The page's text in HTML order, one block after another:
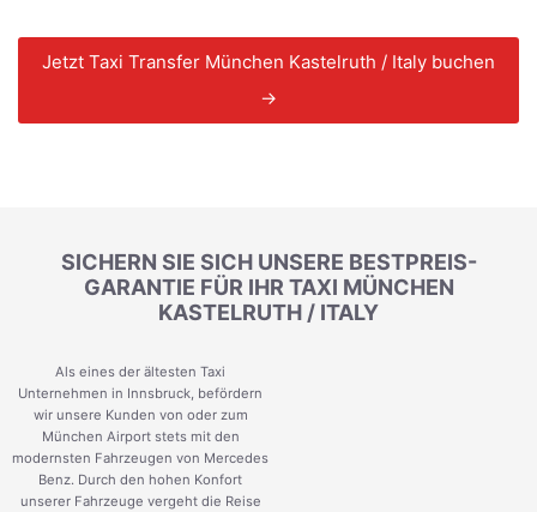
Jetzt Taxi Transfer München Kastelruth / Italy buchen
→
SICHERN SIE SICH UNSERE BESTPREIS-
GARANTIE FÜR IHR TAXI MÜNCHEN
KASTELRUTH / ITALY
Als eines der ältesten Taxi
Unternehmen in Innsbruck, befördern
wir unsere Kunden von oder zum
München Airport stets mit den
modernsten Fahrzeugen von Mercedes
Benz. Durch den hohen Konfort
unserer Fahrzeuge vergeht die Reise